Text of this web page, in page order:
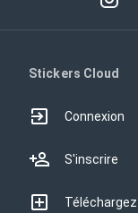
Stickers Cloud
Connexion
S'inscrire